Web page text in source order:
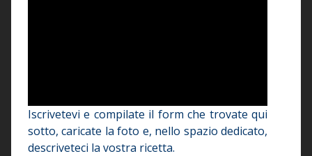
Iscrivetevi e compilate il form che trovate qui
sotto, caricate la foto e, nello spazio dedicato,
descriveteci la vostra ricetta.